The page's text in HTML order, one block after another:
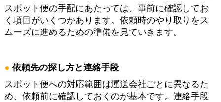
スポット便の手配にあたっては、事前に確認してお
く項目がいくつかあります。依頼時のやり取りをス
ムーズに進めるための準備を見ていきます。
依頼先の探し方と連絡手段
スポット便への対応範囲は運送会社ごとに異なるた
め、依頼前に確認しておくのが基本です。連絡手段